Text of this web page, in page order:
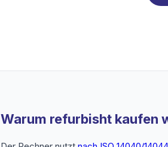
Warum refurbisht kaufen